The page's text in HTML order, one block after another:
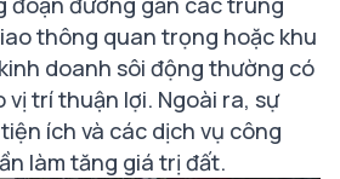
thông quan trọng hoặc khu
doanh sôi động thường có
vị trí thuận lợi. Ngoài ra, sự
ích và các dịch vụ công
làm tăng giá trị đất.